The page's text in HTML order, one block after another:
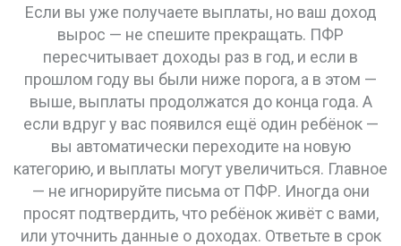
Если вы уже получаете выплаты, но ваш доход
вырос — не спешите прекращать. ПФР
пересчитывает доходы раз в год, и если в
прошлом году вы были ниже порога, а в этом —
выше, выплаты продолжатся до конца года. А
если вдруг у вас появился ещё один ребёнок —
вы автоматически переходите на новую
категорию, и выплаты могут увеличиться. Главное
— не игнорируйте письма от ПФР. Иногда они
просят подтвердить, что ребёнок живёт с вами,
или уточнить данные о доходах. Ответьте в срок